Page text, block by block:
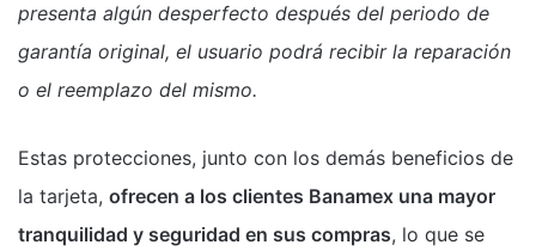
presenta algún desperfecto después del periodo de
garantía original, el usuario podrá recibir la reparación
o el reemplazo del mismo.
Estas protecciones, junto con los demás beneficios de
la tarjeta, ofrecen a los clientes Banamex una mayor
tranquilidad y seguridad en sus compras, lo que se